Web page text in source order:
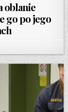
oblanie
go po jego